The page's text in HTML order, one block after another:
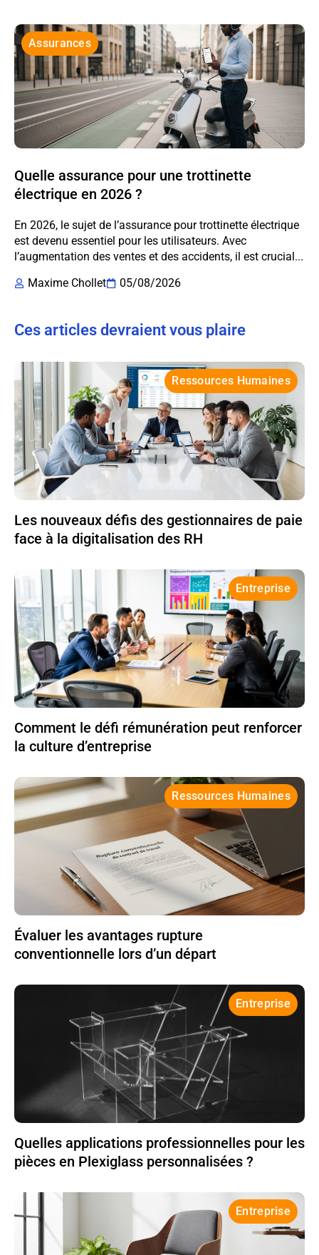
Assurances
Quelle assurance pour une trottinette
électrique en 2026 ?
En 2026, le sujet de l’assurance pour trottinette électrique
est devenu essentiel pour les utilisateurs. Avec
l’augmentation des ventes et des accidents, il est crucial...
Maxime Chollet
05/08/2026
Ces articles devraient vous plaire
Ressources Humaines
Les nouveaux défis des gestionnaires de paie
face à la digitalisation des RH
Entreprise
Comment le défi rémunération peut renforcer
la culture d’entreprise
Ressources Humaines
Évaluer les avantages rupture
conventionnelle lors d’un départ
Entreprise
Quelles applications professionnelles pour les
pièces en Plexiglass personnalisées ?
Entreprise